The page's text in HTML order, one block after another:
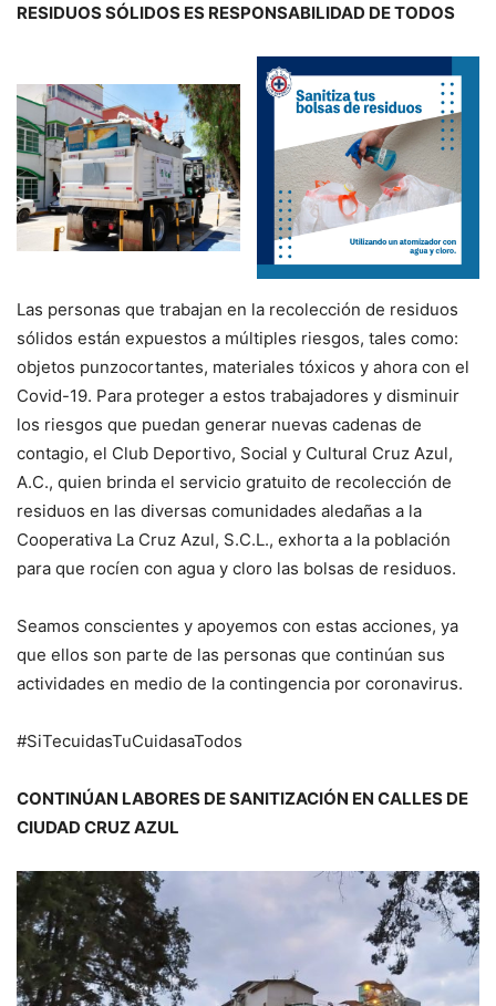
RESIDUOS SÓLIDOS ES RESPONSABILIDAD DE TODOS
Las personas que trabajan en la recolección de residuos
sólidos están expuestos a múltiples riesgos, tales como:
objetos punzocortantes, materiales tóxicos y ahora con el
Covid-19. Para proteger a estos trabajadores y disminuir
los riesgos que puedan generar nuevas cadenas de
contagio, el Club Deportivo, Social y Cultural Cruz Azul,
A.C., quien brinda el servicio gratuito de recolección de
residuos en las diversas comunidades aledañas a la
Cooperativa La Cruz Azul, S.C.L., exhorta a la población
para que rocíen con agua y cloro las bolsas de residuos.
Seamos conscientes y apoyemos con estas acciones, ya
que ellos son parte de las personas que continúan sus
actividades en medio de la contingencia por coronavirus.
#SiTecuidasTuCuidasaTodos
CONTINÚAN LABORES DE SANITIZACIÓN EN CALLES DE
CIUDAD CRUZ AZUL